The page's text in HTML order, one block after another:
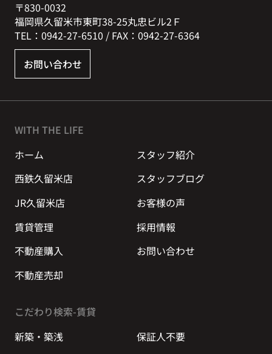
〒830-0032
福岡県久留米市東町38-25丸忠ビル2Ｆ
TEL：0942-27-6510 / FAX：0942-27-6364
お問い合わせ
WITH THE LIFE
ホーム
スタッフ紹介
西鉄久留米店
スタッフブログ
JR久留米店
お客様の声
賃貸管理
採用情報
不動産購入
お問い合わせ
不動産売却
こだわり検索-賃貸
新築・築浅
保証人不要